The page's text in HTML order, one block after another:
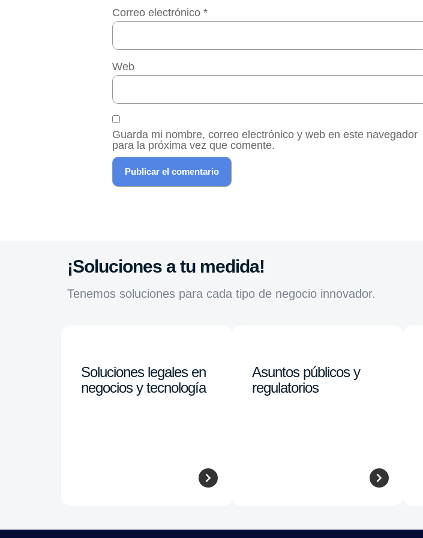
Correo electrónico *
Web
Guarda mi nombre, correo electrónico y web en este navegador
para la próxima vez que comente.
¡Soluciones a tu medida!
Tenemos soluciones para cada tipo de negocio innovador.
Soluciones legales en
negocios y tecnología
Asuntos públicos y
regulatorios